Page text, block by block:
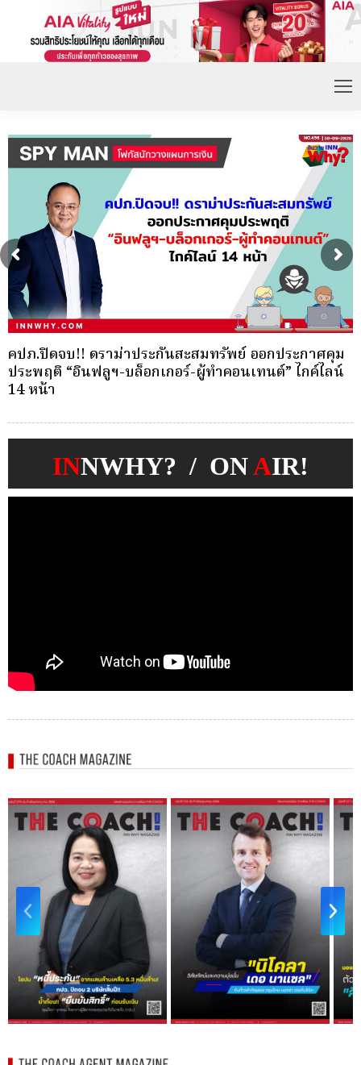
ผู้สนใจสามารถสอบถามรายละเอียดเพิ่มเติมได้ที่
ทรัพยากรบุคคลกองทุนประกันชีวิต หมายเลขโทรศัพท์
0-2791-1333 ต่อ 2004 ในวันและเวลาราชการ
INNWHY? / ONAIR!